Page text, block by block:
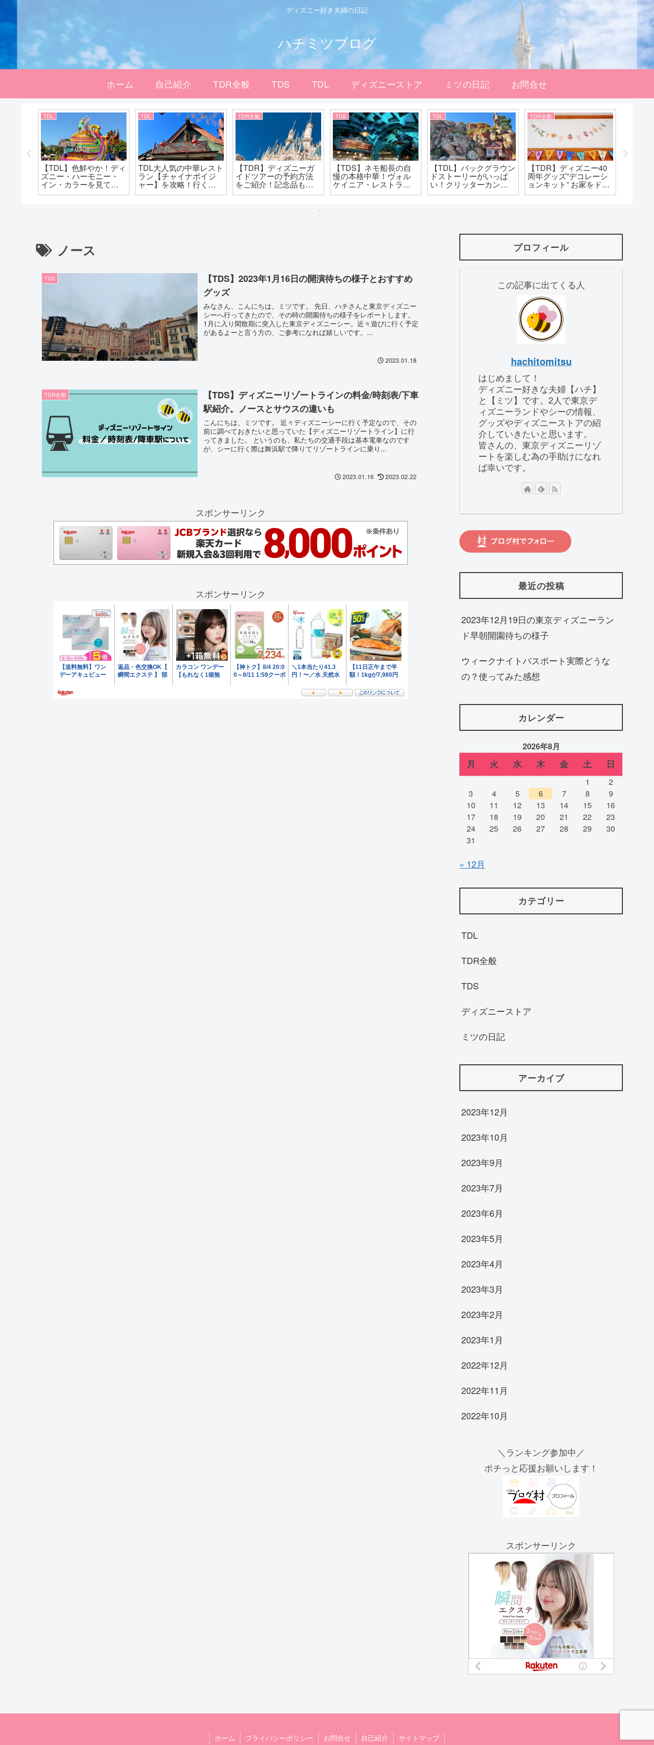
ディズニー好き夫婦の日記
ハチミツブログ
ホーム 自己紹介 TDR全般 TDS TDL ディズニーストア ミツの日記 お問合せ
TDL
【TDL】色鮮やか！ディ
ズニー・ハーモニー・
イン・カラーを見てき
ました！ディズニー40
TDL
TDL大人気の中華レスト
ラン【チャイナボイジ
ャー】を攻略！行くな
ら朝イチを狙うべし！
TDR全般
【TDR】ディズニーガ
イドツアーの予約方法
をご紹介！記念品も貰
える？
TDS
【TDS】ネモ船長の自
慢の本格中華！ヴォル
ケイニア・レストラン
であったかごはん！
TDL
【TDL】バックグラウン
ドストーリーがいっぱ
い！クリッターカント
リーに出かけよう！
TDR全般
【TDR】ディズニー40
周年グッズ”デコレーシ
ョンキット” お家をドリ
ームガーランドで飾ろ
ノース
TDS
【TDS】2023年1月16日の開演待ちの様子とおすすめ
グッズ
みなさん、こんにちは。ミツです。 先日、ハチさんと東京ディズニー
シーへ行ってきたので、その時の開園待ちの様子をレポートします。
1月に入り閑散期に突入した東京ディズニーシー。近々遊びに行く予定
があるよーと言う方の、ご参考になれば嬉しいです。...
2023.01.18
TDR全般
【TDS】ディズニーリゾートラインの料金/時刻表/下車
駅紹介。ノースとサウスの違いも
こんにちは、ミツです。 近々ディズニーシーに行く予定なので、その
前に調べておきたいと思っていた【ディズニーリゾートライン】に行
ってきました。 というのも、私たちの交通手段は基本電車なのです
が、シーに行く際は舞浜駅で降りてリゾートラインに乗り...
2023.01.16 2023.02.22
スポンサーリンク
スポンサーリンク
プロフィール
この記事に出てくる人
hachitomitsu
はじめまして！
ディズニー好きな夫婦【ハチ】
と【ミツ】です。2人で東京デ
ィズニーランドやシーの情報、
グッズやディズニーストアの紹
介していきたいと思います。
皆さんの、東京ディズニーリゾ
ートを楽しむ為の手助けになれ
ば幸いです。
最近の投稿
2023年12月19日の東京ディズニーラン
ド早朝開園待ちの様子
ウィークナイトパスポート実際どうな
の？使ってみた感想
カレンダー
2026年8月
月 火 水 木 金 土 日
1
2
3
4 5 6 7 8
9
10
11 12 13 14 15
16
17
18 19 20 21 22
23
24
25 26 27 28 29
30
31
« 12月
カテゴリー
TDL
TDR全般
TDS
ディズニーストア
ミツの日記
アーカイブ
2023年12月
2023年10月
2023年9月
2023年7月
2023年6月
2023年5月
2023年4月
2023年3月
2023年2月
2023年1月
2022年12月
2022年11月
2022年10月
＼ランキング参加中／
ポチっと応援お願いします！
スポンサーリンク
ホーム プライバシーポリシー お問合せ 自己紹介 サイトマップ